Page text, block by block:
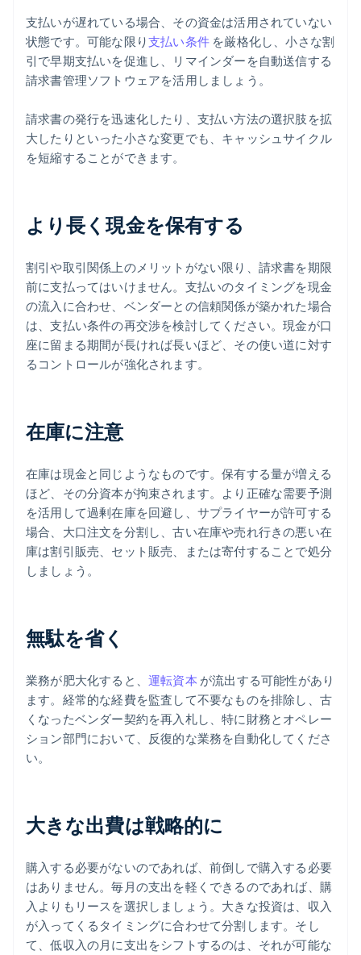
支払いが遅れている場合、その資金は活用されていない
状態です。可能な限り支払い条件 を厳格化し、小さな割
引で早期支払いを促進し、リマインダーを自動送信する
請求書管理ソフトウェアを活用しましょう。
請求書の発行を迅速化したり、支払い方法の選択肢を拡
大したりといった小さな変更でも、キャッシュサイクル
を短縮することができます。
より長く現金を保有する
割引や取引関係上のメリットがない限り、請求書を期限
前に支払ってはいけません。支払いのタイミングを現金
の流入に合わせ、ベンダーとの信頼関係が築かれた場合
は、支払い条件の再交渉を検討してください。現金が口
座に留まる期間が長ければ長いほど、その使い道に対す
るコントロールが強化されます。
在庫に注意
在庫は現金と同じようなものです。保有する量が増える
ほど、その分資本が拘束されます。より正確な需要予測
を活用して過剰在庫を回避し、サプライヤーが許可する
場合、大口注文を分割し、古い在庫や売れ行きの悪い在
庫は割引販売、セット販売、または寄付することで処分
しましょう。
無駄を省く
業務が肥大化すると、 運転資本 が流出する可能性があり
ます。経常的な経費を監査して不要なものを排除し、古
くなったベンダー契約を再入札し、特に財務とオペレー
ション部門において、反復的な業務を自動化してくださ
い。
大きな出費は戦略的に
購入する必要がないのであれば、前倒しで購入する必要
はありません。毎月の支出を軽くできるのであれば、購
入よりもリースを選択しましょう。大きな投資は、収入
が入ってくるタイミングに合わせて分割します。そし
て、低収入の月に支出をシフトするのは、それが可能な